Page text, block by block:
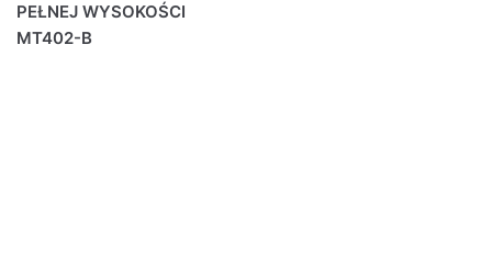
PEŁNEJ WYSOKOŚCI
MT402-B